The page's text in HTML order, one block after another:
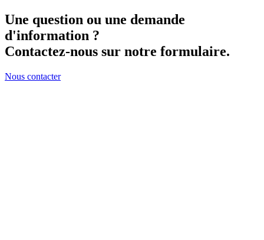
Une question ou une demande
d'information ?
Contactez-nous sur notre formulaire.
Nous contacter